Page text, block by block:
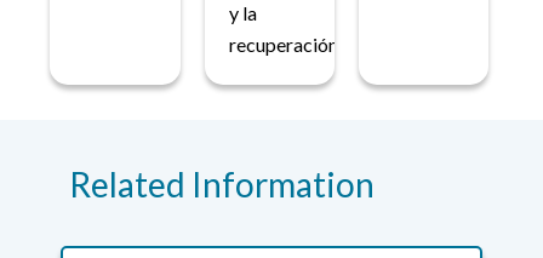
y la
recuperación.
Related Information